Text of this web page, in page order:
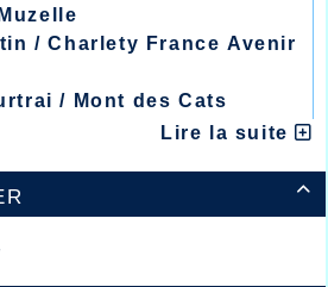
/ Charlety France Avenir
/ Mont des Cats
/ Meeting Abeilles /Lire la suite
